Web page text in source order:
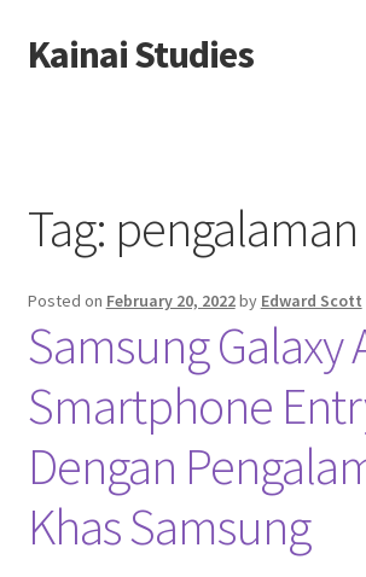
Skip
to
Skip
to
Kainai Studies
Contact us
Privacy Policy
Tag: pengalaman
Posted on February 20, 2022by Edward Scott
Samsung Galaxy
Smartphone
Dengan
Khas Samsung